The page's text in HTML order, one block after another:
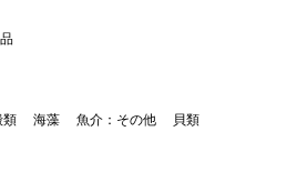
類 海藻 魚介：その他 貝類